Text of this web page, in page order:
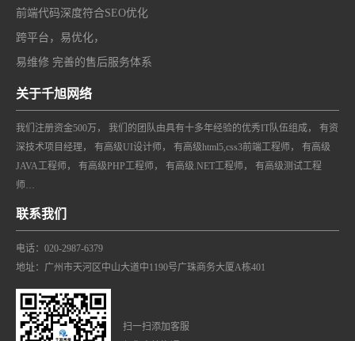
前端代码深度符合SEO优化
跨平台，易优化，
易维修 完善的售后服务体系
关于千旭网络
我们注册资金500万， 我们的团队由具有十多年经验的优秀IT队伍组成， 有资
深技术项目经理， 有高级UI设计师， 有高级html5,css3前端工程师， 有高级
JAVA工程师， 有高级PHP工程师， 有高级.NET工程师， 有高级测试工程
师…
联系我们
电话：020-2987-6379
地址：广州市天河区中山大道中1190号广珠商务大厦A栋401
扫一扫添加客服